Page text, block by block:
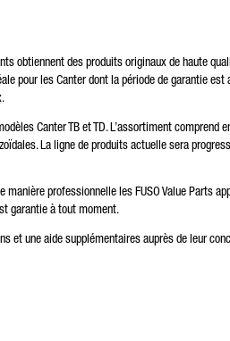
dans le but de traiter votre demande.
obtiennent des produits originaux de haute
pour les Canter dont la période de garantie est
Canter TB et TD. L’assortiment comprend
La ligne de produits actuelle sera
professionnelle les FUSO Value Parts
garantie à tout moment.
et une aide supplémentaires auprès de leur